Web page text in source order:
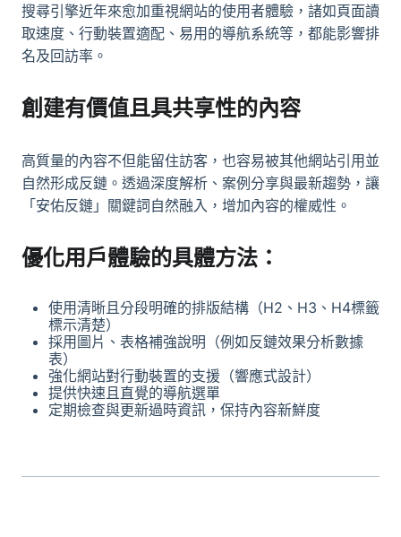
搜尋引擎近年來愈加重視網站的使用者體驗，諸如頁面讀
取速度、行動裝置適配、易用的導航系統等，都能影響排
名及回訪率。
創建有價值且具共享性的內容
高質量的內容不但能留住訪客，也容易被其他網站引用並
自然形成反鏈。透過深度解析、案例分享與最新趨勢，讓
「安佑反鏈」關鍵詞自然融入，增加內容的權威性。
優化用戶體驗的具體方法：
使用清晰且分段明確的排版結構（H2、H3、H4標籤
標示清楚）
採用圖片、表格補強說明（例如反鏈效果分析數據
表）
強化網站對行動裝置的支援（響應式設計）
提供快速且直覺的導航選單
定期檢查與更新過時資訊，保持內容新鮮度